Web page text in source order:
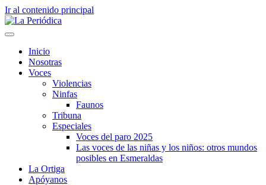
Ir al contenido principal
Inicio
Nosotras
Voces
Violencias
Ninfas
Faunos
Tribuna
Especiales
Voces del paro 2025
Las voces de las niñas y los niños: otros mundos
posibles en Esmeraldas
La Ortiga
Apóyanos